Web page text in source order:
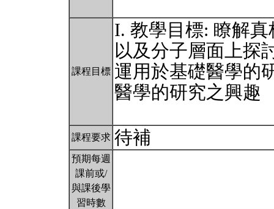
課程目標
I. 教學目標: 瞭解
以及分子層面上探
運用於基礎醫學的
醫學的研究之興趣
課程要求 待補
預期每週
課前或/
與課後學
習時數